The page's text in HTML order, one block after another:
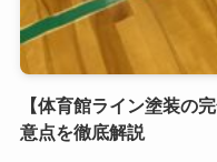
【体育館ライン塗装の
意点を徹底解説